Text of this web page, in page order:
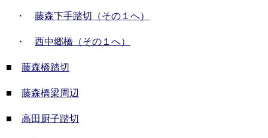
・ 藤森下手踏切（その１へ）
・ 西中郷橋（その１へ）
■ 藤森橋踏切
■ 藤森橋梁周辺
■ 高田厨子踏切